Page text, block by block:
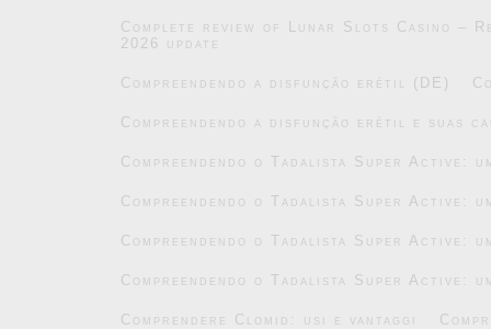
Complete review of Lunar Slots Casino –
2026 update
Compreendendo a disfunção erétil (DE)
Compreendendo a disfunção erétil e suas
Compreendendo o Tadalista Super Active:
Compreendendo o Tadalista Super Active:
Compreendendo o Tadalista Super Active:
Compreendendo o Tadalista Super Active:
Comprendere Clomid: usi e vantaggi